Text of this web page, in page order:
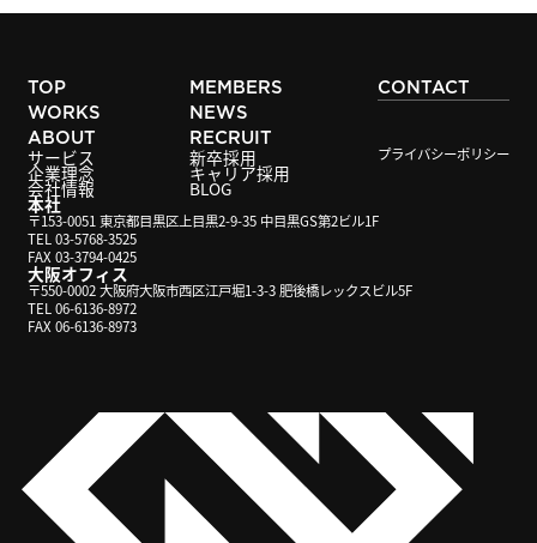
本社
〒153-0051 東京都目黒区上目黒2-9-35 中目黒GS第2ビル1F
TEL 03-5768-3525
FAX 03-3794-0425
大阪オフィス
〒550-0002 大阪府大阪市西区江戸堀1-3-3 肥後橋レックスビル5F
TEL 06-6136-8972
FAX 06-6136-8973
TOP
WORKS
ABOUT
サービス
企業理念
会社情報
MEMBERS
NEWS
RECRUIT
新卒採用
キャリア採用
BLOG
CONTACT
プライバシーポリシー